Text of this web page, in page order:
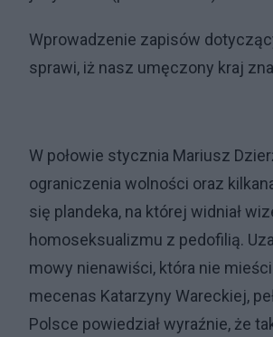
Wprowadzenie zapisów
sprawi, iż nasz umęczony kraj
W połowie stycznia Mariusz
ograniczenia wolności oraz
się plandeka, na której widniał
homoseksualizmu z pedofilią.
mowy nienawiści, która nie
mecenas Katarzyny Wareckiej,
Polsce powiedział wyraźnie, że